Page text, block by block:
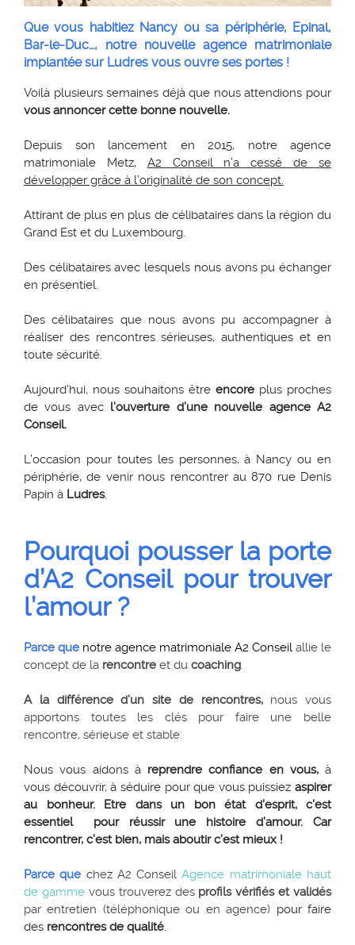
Que vous habitiez Nancy ou sa périphérie, Epinal,
Bar-le-Duc…, notre nouvelle agence matrimoniale
implantée sur Ludres vous ouvre ses portes !
Voilà plusieurs semaines déjà que nous attendions pour
vous annoncer cette bonne nouvelle.
Depuis son lancement en 2015, notre agence
matrimoniale Metz, A2 Conseil n’a cessé de se
développer grâce à l’originalité de son concept.
Attirant de plus en plus de célibataires dans la région du
Grand Est et du Luxembourg.
Des célibataires avec lesquels nous avons pu échanger
en présentiel.
Des célibataires que nous avons pu accompagner à
réaliser des rencontres sérieuses, authentiques et en
toute sécurité.
Aujourd’hui, nous souhaitons être encore plus proches
de vous avec l’ouverture d’une nouvelle agence A2
Conseil.
L’occasion pour toutes les personnes, à Nancy ou en
périphérie, de venir nous rencontrer au 870 rue Denis
Papin à Ludres.
Pourquoi pousser la porte
d’A2 Conseil pour trouver
l’amour ?
Parce que notre agence matrimoniale A2 Conseil allie le
concept de la rencontre et du coaching.
A la différence d’un site de rencontres, nous vous
apportons toutes les clés pour faire une belle
rencontre, sérieuse et stable.
Nous vous aidons à reprendre confiance en vous,à
vous découvrir, à séduire pour que vous puissiez aspirer
au bonheur. Etre dans un bon état d’esprit, c'est
essentiel pour réussir une histoire d’amour. Car
rencontrer, c’est bien, mais aboutir c’est mieux !
Parce que chez A2 ConseilAgence matrimoniale haut
de gammevous trouverez des profils vérifiés et validés
par entretien (téléphonique ou en agence) pour faire
des rencontres de qualité.